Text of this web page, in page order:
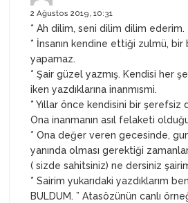
2 Ağustos 2019, 10:31
* Ah dilim, seni dilim dilim ederim.
* İnsanın kendine ettiği zulmü, bir
yapamaz.
* Şair güzel yazmış. Kendisi her
iken yazdıklarına inanmısmi.
* Yıllar önce kendisini bir şerefsiz
Ona inanmanın asıl felaketi
* Ona değer veren gecesinde,
yanında olması gerektiği
( sizde sahitsiniz) ne dersiniz
* Sairim yukarıdaki yazdıklarım
BULDUM. ” Atasözünün canlı